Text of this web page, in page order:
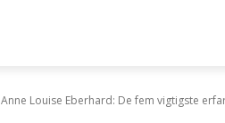
Anne Louise Eberhard: De fem vigtigste